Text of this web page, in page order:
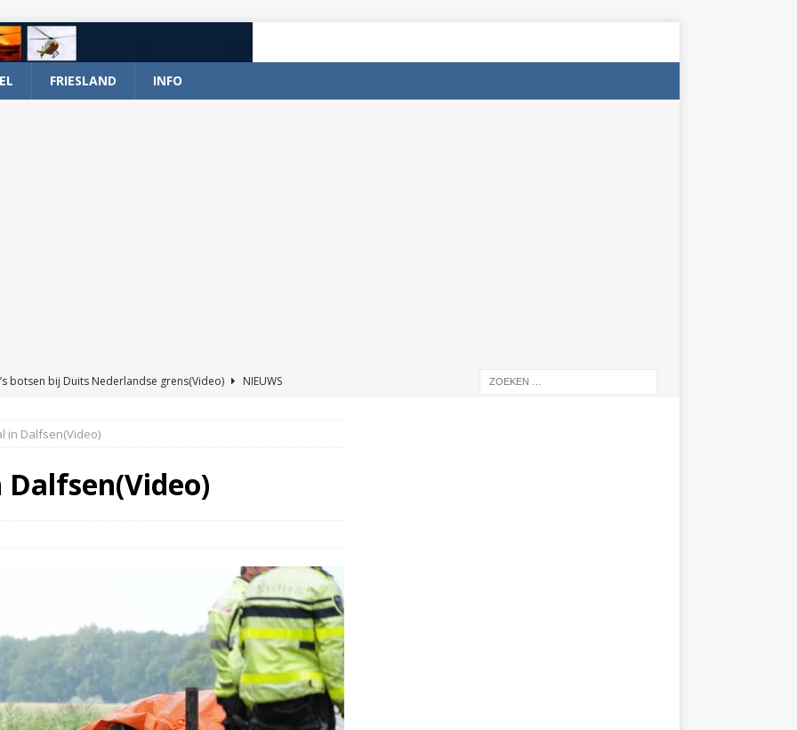
FRIESLAND INFO
botsen bij Duits Nederlandse grens(Video)
NIEUWS
en wagen met stro in de brand in Oosterhesselen(Video)
brand in Wijster(Video)
in Dalfsen(Video)